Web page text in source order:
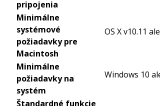
pripojenia
Minimálne
systémové
požiadavky pre
Macintosh
OS X v10.11
Minimálne
požiadavky na
systém
Windows 10
Štandardné funkcie